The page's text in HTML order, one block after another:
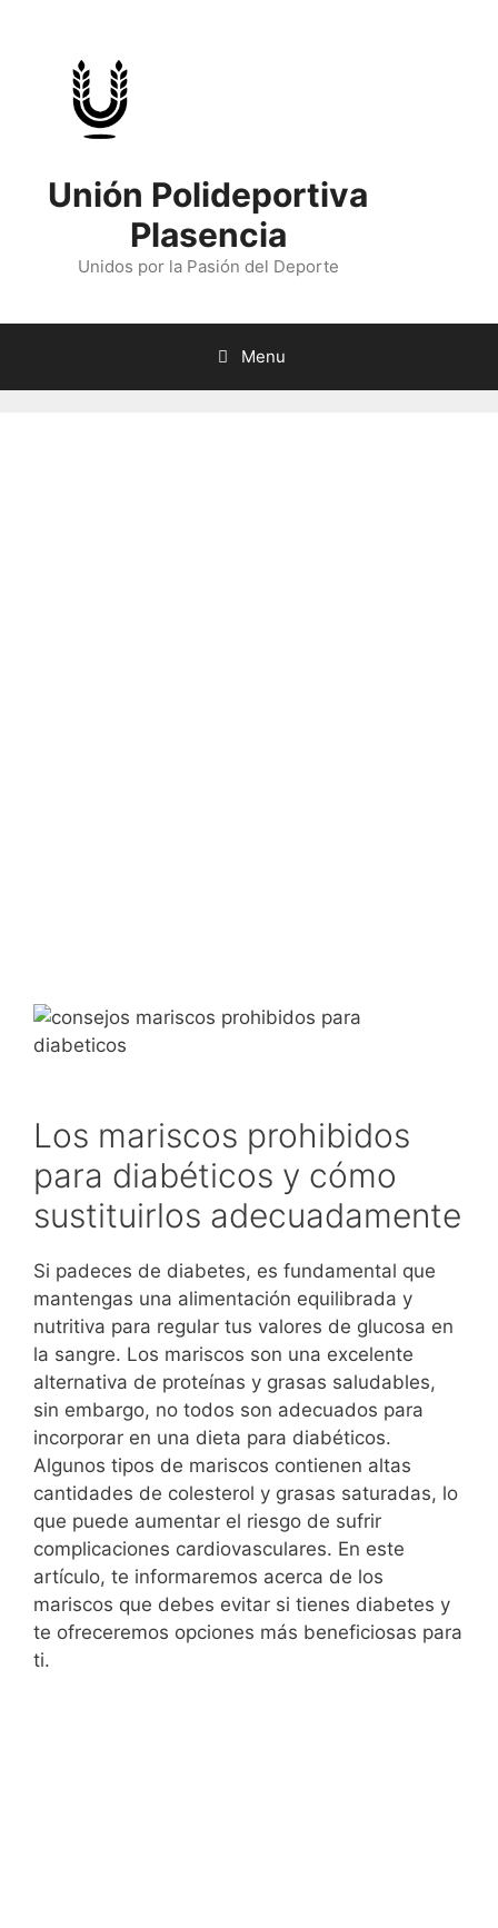
Unión Polideportiva
Plasencia
Unidos por la Pasión del Deporte
Menu
Los mariscos prohibidos
para diabéticos y cómo
sustituirlos adecuadamente
Si padeces de diabetes, es fundamental que
mantengas una alimentación equilibrada y
nutritiva para regular tus valores de glucosa en
la sangre. Los mariscos son una excelente
alternativa de proteínas y grasas saludables,
sin embargo, no todos son adecuados para
incorporar en una dieta para diabéticos.
Algunos tipos de mariscos contienen altas
cantidades de colesterol y grasas saturadas, lo
que puede aumentar el riesgo de sufrir
complicaciones cardiovasculares. En este
artículo, te informaremos acerca de los
mariscos que debes evitar si tienes diabetes y
te ofreceremos opciones más beneficiosas para
ti.